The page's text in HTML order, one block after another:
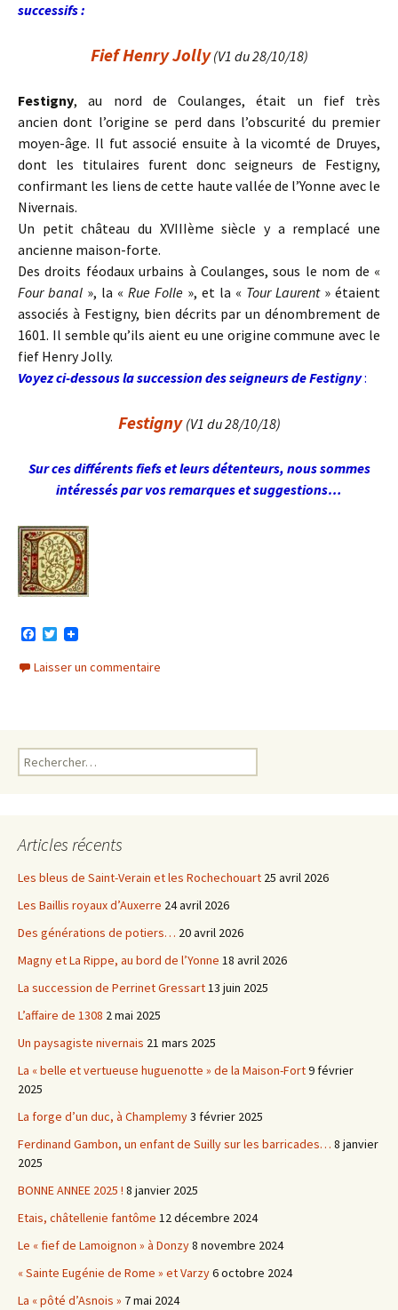
successifs :
Fief Henry Jolly(V1 du 28/10/18)
Festigny, au nord de Coulanges, était un fief très
ancien dont l’origine se perd dans l’obscurité du premier
moyen-âge. Il fut associé ensuite à la vicomté de Druyes,
dont les titulaires furent donc seigneurs de Festigny,
confirmant les liens de cette haute vallée de l’Yonne avec le
Nivernais.
Un petit château du XVIIIème siècle y a remplacé une
ancienne maison-forte.
Des droits féodaux urbains à Coulanges, sous le nom de «
Four banal », la « Rue Folle », et la « Tour Laurent» étaient
associés à Festigny, bien décrits par un dénombrement de
1601. Il semble qu’ils aient eu une origine commune avec le
fief Henry Jolly.
Voyez ci-dessous la succession des seigneurs de Festigny:
Festigny (V1 du 28/10/18)
Sur ces différents fiefs et leurs détenteurs, nous sommes
intéressés par vos remarques et suggestions…
c
e
T
i
t
Laisser un commentaire
Rechercher :
Articles récents
Les bleus de Saint-Verain et les Rochechouart 25 avril 2026
Les Baillis royaux d’Auxerre 24 avril 2026
Des générations de potiers… 20 avril 2026
Magny et La Rippe, au bord de l’Yonne 18 avril 2026
La succession de Perrinet Gressart13 juin 2025
L’affaire de 1308 2 mai 2025
Un paysagiste nivernais 21 mars 2025
La « belle et vertueuse huguenotte » de la Maison-Fort9 février
2025
La forge d’un duc, à Champlemy3 février 2025
Ferdinand Gambon, un enfant de Suilly sur les barricades… 8 janvier
2025
BONNE ANNEE 2025 ! 8 janvier 2025
Etais, châtellenie fantôme 12 décembre 2024
Le « fief de Lamoignon » à Donzy8 novembre 2024
« Sainte Eugénie de Rome » et Varzy6 octobre 2024
La « pôté d’Asnois » 7 mai 2024